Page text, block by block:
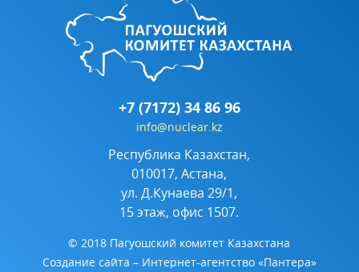
+7 (7172) 34 86 96
info@nuclear.kz
Республика Казахстан,
010017, Астана,
ул. Д.Кунаева 29/1,
15 этаж, офис 1507.
© 2018 Пагуошский комитет Казахстана
Создание сайта – Интернет-агентство «Пантера»